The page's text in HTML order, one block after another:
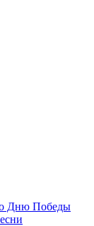
Дню Победы